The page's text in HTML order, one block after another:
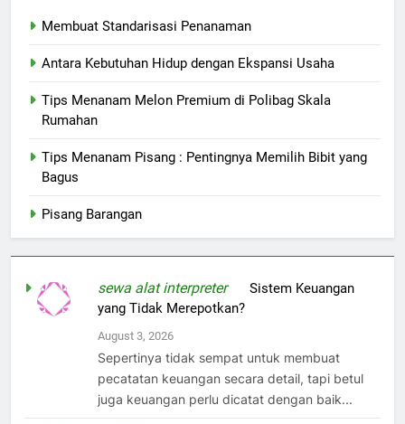
Membuat Standarisasi Penanaman
Antara Kebutuhan Hidup dengan Ekspansi Usaha
Tips Menanam Melon Premium di Polibag Skala
Rumahan
Tips Menanam Pisang : Pentingnya Memilih Bibit yang
Bagus
Pisang Barangan
sewa alat interpreteronSistem Keuangan
yang Tidak Merepotkan?
August 3, 2026
Sepertinya tidak sempat untuk membuat
pecatatan keuangan secara detail, tapi betul
juga keuangan perlu dicatat dengan baik...